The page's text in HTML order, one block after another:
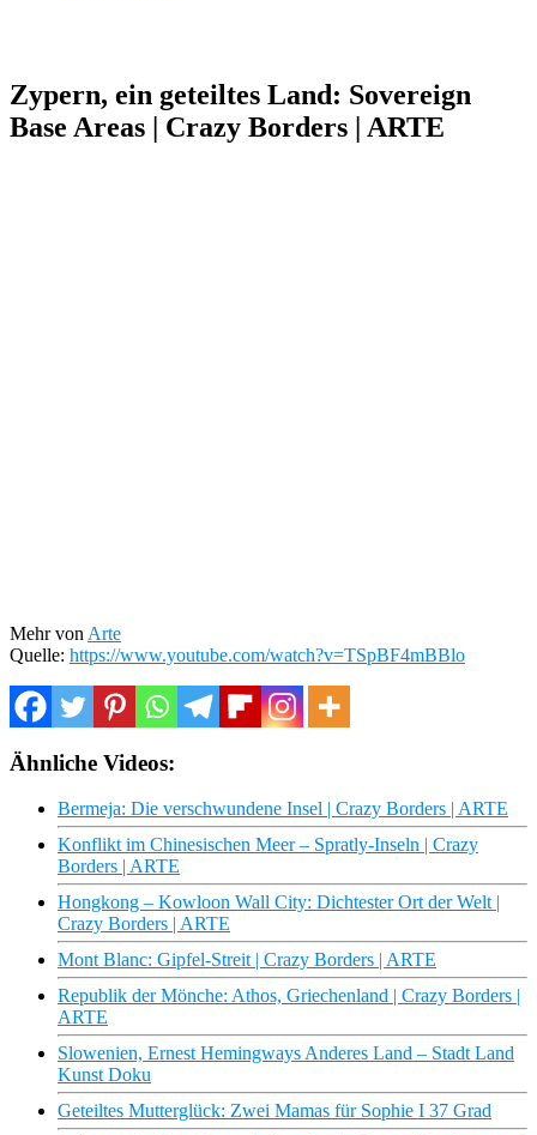
Zypern, ein geteiltes Land: Sovereign
Base Areas | Crazy Borders | ARTE
Mehr von Arte
Quelle: https://www.youtube.com/watch?v=TSpBF4mBBlo
Ähnliche Videos:
Bermeja: Die verschwundene Insel | Crazy Borders | ARTE
Konflikt im Chinesischen Meer – Spratly-Inseln | Crazy
Borders | ARTE
Hongkong – Kowloon Wall City: Dichtester Ort der Welt |
Crazy Borders | ARTE
Mont Blanc: Gipfel-Streit | Crazy Borders | ARTE
Republik der Mönche: Athos, Griechenland | Crazy Borders |
ARTE
Slowenien, Ernest Hemingways Anderes Land – Stadt Land
Kunst Doku
Geteiltes Mutterglück: Zwei Mamas für Sophie I 37 Grad